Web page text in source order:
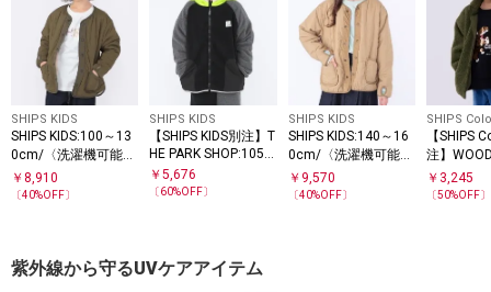
SHIPS KIDS
SHIPS KIDS:100～13
0cm/〈洗濯機可能〉
ボア×キルティング
リバーシブル ブルゾ
￥ 8,910
〔40%OFF〕
SHIPS KIDS
【SHIPS KIDS別注】T
HE PARK SHOP:105
～145cm / ジャケッ
ト
￥5,676
〔60%OFF〕
SHIPS KIDS
SHIPS KIDS:140～16
0cm/〈洗濯機可能〉
ボア×キルティング
リバーシブル ブルゾ
￥ 9,570
〔40%OFF〕
SHIPS
【SHIPS
注】
ド ボア
cm～
￥ 3,245
〔50%OFF〕
紫外線から守るUVケアアイテム